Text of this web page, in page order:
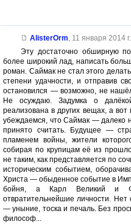
AlisterOrm, 11 января 2014 г.
Эту достаточно обширную
более широкий лад, написать
роман. Саймак не стал этого
степени удачности, и отправив
остановился — возможно, не
Не осуждаю. Задумка о
реализована в других вещах, а
убеждаемся, что Саймак — далеко
принято считать. Будущее —
пламенем войны, жители
собирая по крупицам её из
не таким, как представляется по
историческим событием,
Христа — обыденное событие в
бойня, а Карл Великий и
отвратительнейшие личности.
— уныние, тоска и печаль. Без
философ...